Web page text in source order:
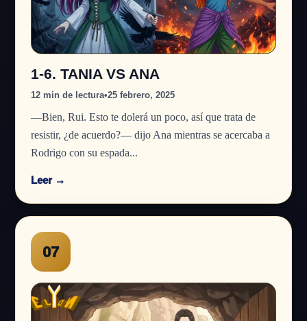
1-6. TANIA VS ANA
12 min de lectura•25 febrero, 2025
—Bien, Rui. Esto te dolerá un poco, así que trata de
resistir, ¿de acuerdo?— dijo Ana mientras se acercaba a
Rodrigo con su espada...
Leer →
07